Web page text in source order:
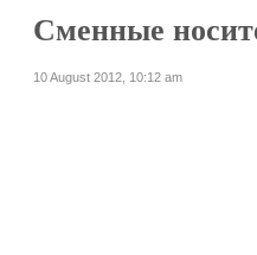
Сменные
10 August 2012, 10:12 am